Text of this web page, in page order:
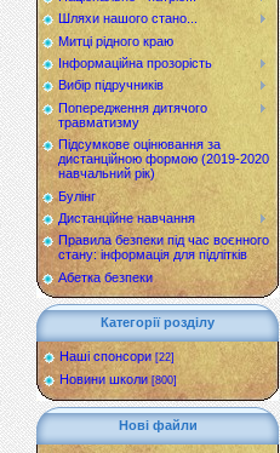
Шляхи нашого стано...
Митці рідного краю
Інформаційна прозорість
Вибір підручників
Попередження дитячого
травматизму
Підсумкове оцінювання за
дистанційною формою (2019-2020
навчальний рік)
Булінг
Дистанційне навчання
Правила безпеки під час воєнного
стану: інформація для підлітків
Абетка безпеки
Категорії розділу
Наші спонсори [22]
Новини школи [800]
Нові файли